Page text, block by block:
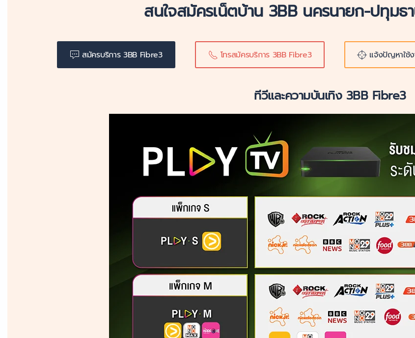
สนใจสมัครเน็ตบ้าน 3BB นครนายก-ปทุมธ
สมัครบริการ 3BB Fibre3 โทรสมัครบริการ 3BB Fibre3 แจ้งปัญหาใช้
ทีวีและความบันเทิง 3BB Fibre3